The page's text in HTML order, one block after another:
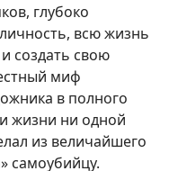
глубоко
всю жизнь
создать свою
миф
в полного
жизни ни одной
из величайшего
самоубийцу.